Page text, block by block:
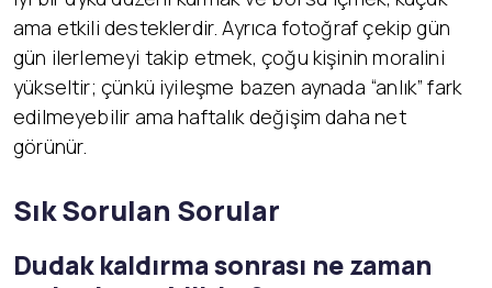
ama etkili desteklerdir. Ayrıca fotoğraf çekip gün
gün ilerlemeyi takip etmek, çoğu kişinin moralini
yükseltir; çünkü iyileşme bazen aynada “anlık” fark
edilmeyebilir ama haftalık değişim daha net
görünür.
Sık Sorulan Sorular
Dudak kaldırma sonrası ne zaman